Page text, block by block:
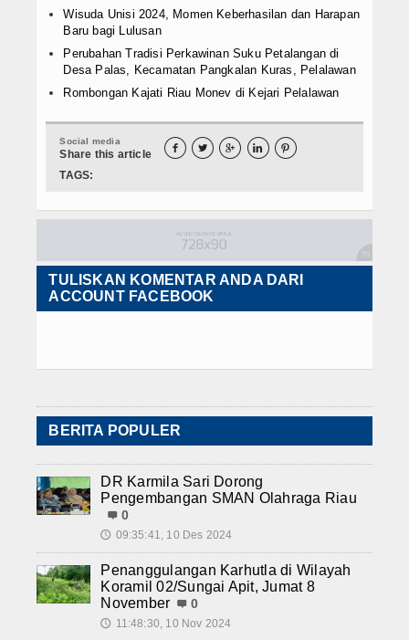
Wisuda Unisi 2024, Momen Keberhasilan dan Harapan
Baru bagi Lulusan
Perubahan Tradisi Perkawinan Suku Petalangan di
Desa Palas, Kecamatan Pangkalan Kuras, Pelalawan
Rombongan Kajati Riau Monev di Kejari Pelalawan
Social media
Share this article     
TAGS:
TULISKAN KOMENTAR ANDA DARI
ACCOUNT FACEBOOK
BERITA POPULER
DR Karmila Sari Dorong
Pengembangan SMAN Olahraga Riau
0
🕔 09:35:41, 10 Des 2024
Penanggulangan Karhutla di Wilayah
Koramil 02/Sungai Apit, Jumat 8
November
0
🕔 11:48:30, 10 Nov 2024